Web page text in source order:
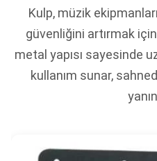
Kulp, müzik
güvenliğini artırmak
metal yapısı sayesinde
kullanım sunar,